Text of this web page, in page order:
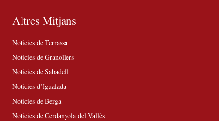
Altres Mitjans
Notícies de Terrassa
Notícies de Granollers
Notícies de Sabadell
Notícies d’Igualada
Notícies de Berga
Notícies de Cerdanyola del Vallès